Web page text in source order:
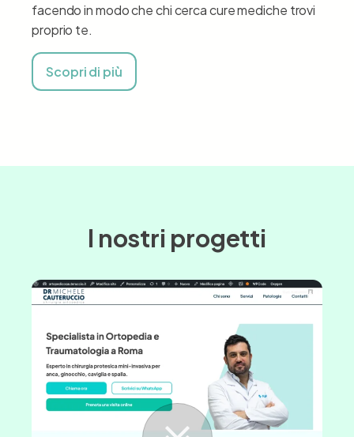
facendo in modo che chi cerca cure mediche trovi
proprio te.
Scopri di più
I nostri progetti